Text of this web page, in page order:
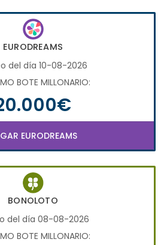
EURODREAMS
del día 10-08-2026
BOTE MILLONARIO:
EURODREAMS
BONOLOTO
del día 08-08-2026
BOTE MILLONARIO: